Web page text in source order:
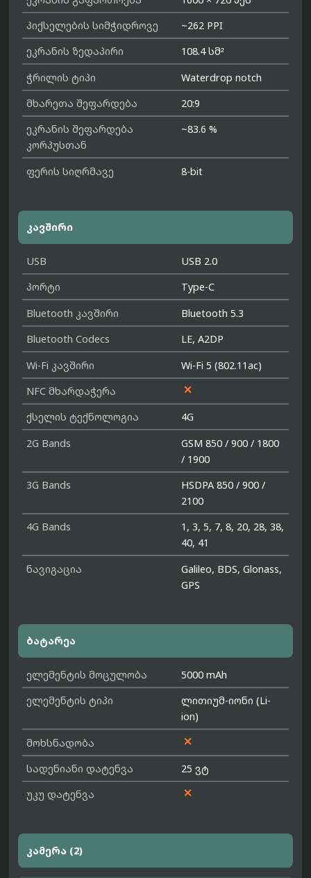
პიქსელების სიმჭიდროვე
~262 PPI
ეკრანის ზედაპირი
108.4 სმ²
ჭრილის ტიპი
Waterdrop notch
მხარეთა შეფარდება
20:9
ეკრანის შეფარდება
კორპუსთან
~83.6 %
ფერის სიღრმავე 8-bit
კავშირი
USB
USB 2.0
პორტი
Type-C
Bluetooth კავშირი
Bluetooth 5.3
Bluetooth Codecs
LE, A2DP
Wi-Fi კავშირი
Wi-Fi 5 (802.11ac)
NFC მხარდაჭერა

ქსელის ტექნოლოგია
4G
2G Bands
GSM 850 / 900 / 1800
/ 1900
3G Bands
HSDPA 850 / 900 /
2100
4G Bands
1, 3, 5, 7, 8, 20, 28, 38,
40, 41
ნავიგაცია
Galileo, BDS, Glonass,
GPS
ბატარეა
ელემენტის მოცულობა
5000 mAh
ელემენტის ტიპი
ლითიუმ-იონი (Li-
ion)
მოხსნადობა

სადენიანი დატენვა
25 ვტ
უკუ დატენვა

კამერა (2)